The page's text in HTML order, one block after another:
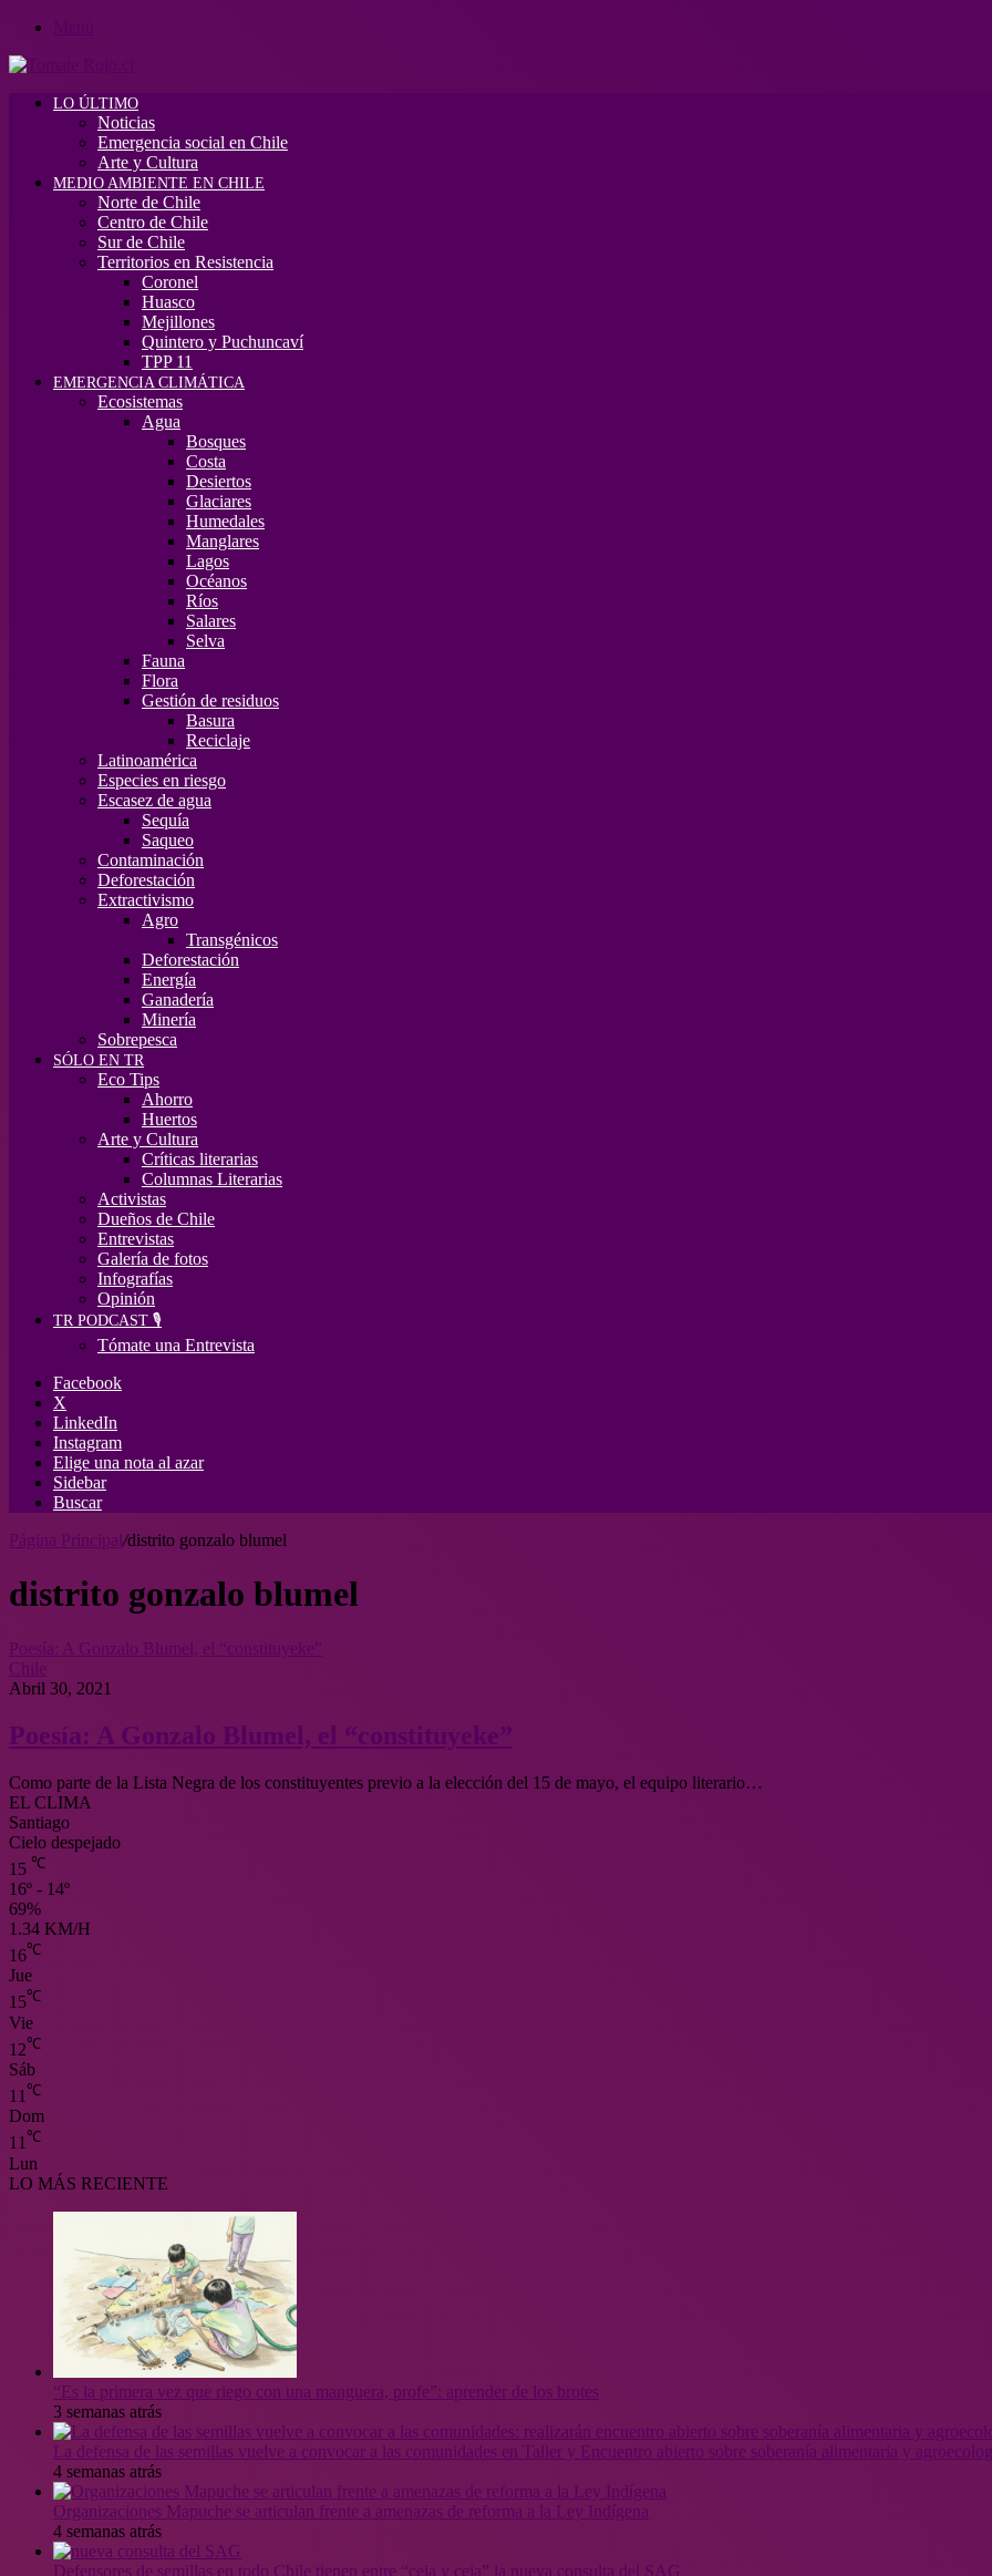
LO ÚLTIMO
Noticias
Emergencia social en Chile
Arte y Cultura
MEDIO AMBIENTE EN CHILE
Norte de Chile
Centro de Chile
Sur de Chile
Territorios en Resistencia
Coronel
Huasco
Mejillones
Quintero y Puchuncaví
TPP 11
EMERGENCIA CLIMÁTICA
Ecosistemas
Agua
Bosques
Costa
Desiertos
Glaciares
Humedales
Manglares
Lagos
Océanos
Ríos
Salares
Selva
Fauna
Flora
Gestión de residuos
Basura
Reciclaje
Latinoamérica
Especies en riesgo
Escasez de agua
Sequía
Saqueo
Contaminación
Deforestación
Extractivismo
Agro
Transgénicos
Deforestación
Energía
Ganadería
Minería
Sobrepesca
SÓLO EN TR
Eco Tips
Ahorro
Huertos
Arte y Cultura
Críticas literarias
Columnas Literarias
Activistas
Dueños de Chile
Entrevistas
Galería de fotos
Infografías
Opinión
TR PODCAST 🎙️
Tómate una Entrevista
Facebook
X
LinkedIn
Instagram
Elige una nota al azar
Sidebar
Buscar
/distrito gonzalo blumel
distrito gonzalo blumel
Poesía: A Gonzalo Blumel, el “constituyeke”
Chile
Abril 30, 2021
Poesía: A Gonzalo Blumel, el “constituyeke”
Como parte de la Lista Negra de los constituyentes previo a la elección del 15 de mayo, el equipo literario…
EL CLIMA
Santiago
Cielo despejado
15 ℃
16º - 14º
69%
1.34 KM/H
16℃
Jue
15℃
Vie
12℃
Sáb
11 ℃
Dom
11℃
Lun
LO MÁS RECIENTE
“Es la primera vez que riego con una manguera, profe”: aprender de los brotes
3 semanas atrás
La defensa de las semillas vuelve a convocar a las comunidades en Taller y Encuentro abierto sobre soberanía alimentaria y
4 semanas atrás
Organizaciones Mapuche se articulan frente a amenazas de reforma a la Ley Indígena
4 semanas atrás
Defensores de semillas en todo Chile tienen entre “ceja y ceja” la nueva consulta del SAG